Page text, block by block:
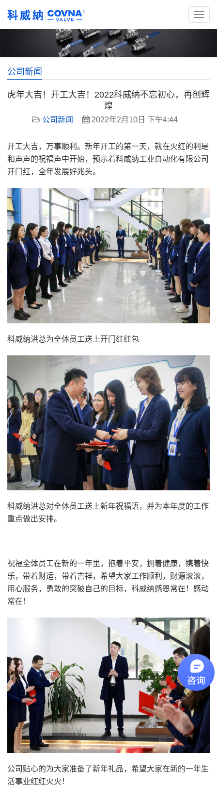
公司新闻
虎年大吉！开工大吉！2022科威纳不忘初心，再创辉
煌
公司新闻 2022年2月10日 下午4:44
开工大吉，万事顺利。新年开工的第一天，就在火红的利是
和声声的祝福声中开始，预示着科威纳工业自动化有限公司
开门红，全年发展好兆头。
科威纳洪总为全体员工送上开门红红包
科威纳洪总对全体员工送上新年祝福语，并为本年度的工作
重点做出安排。
祝福全体员工在新的一年里，抱着平安，拥着健康，携着快
乐，带着财运，带着吉祥，希望大家工作顺利，财源滚滚，
用心服务，勇敢的突破自己的目标，科威纳感恩常在！感动
常在！
公司贴心的为大家准备了新年礼品，希望大家在新的一年生
活事业红红火火！